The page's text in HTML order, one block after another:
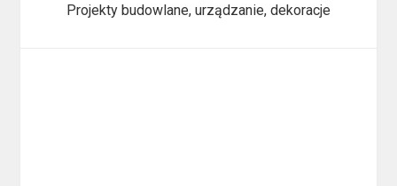
Projekty budowlane, urządzanie, dekoracje